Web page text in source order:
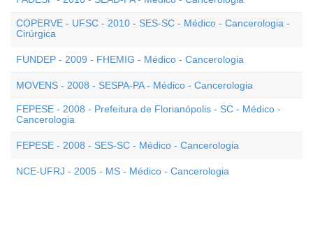
COPERVE - UFSC - 2010 - SES-SC - Médico - Cancerologia -
Cirúrgica
FUNDEP - 2009 - FHEMIG - Médico - Cancerologia
MOVENS - 2008 - SESPA-PA - Médico - Cancerologia
FEPESE - 2008 - Prefeitura de Florianópolis - SC - Médico -
Cancerologia
FEPESE - 2008 - SES-SC - Médico - Cancerologia
NCE-UFRJ - 2005 - MS - Médico - Cancerologia